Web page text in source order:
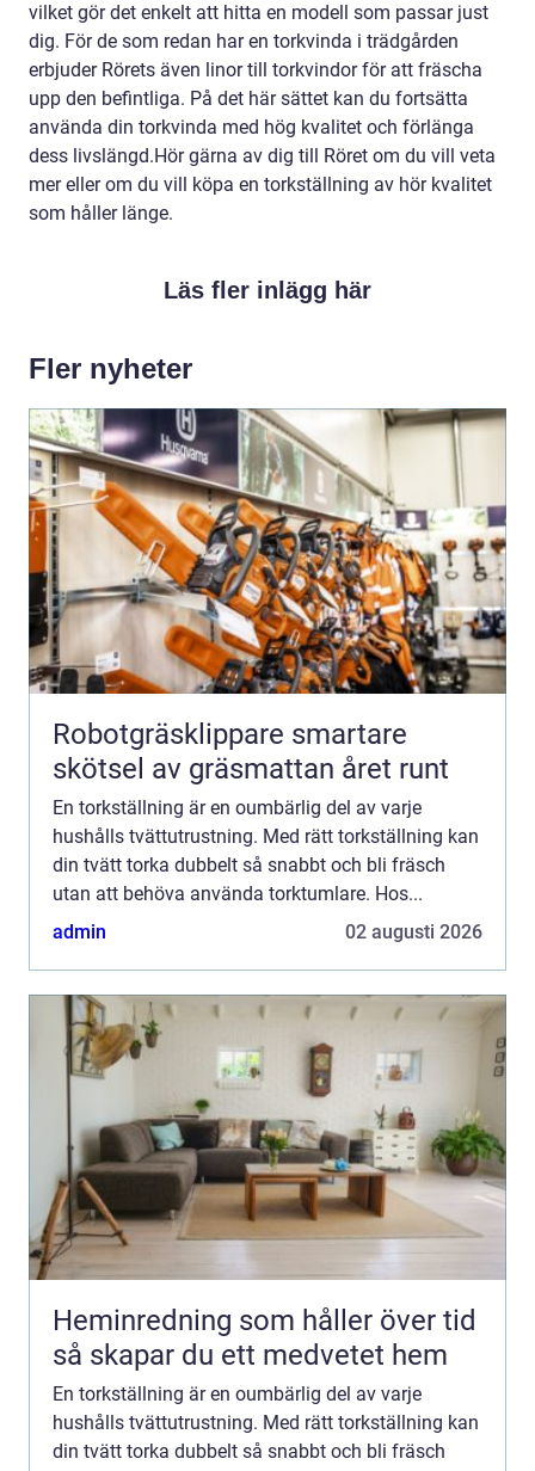
vilket gör det enkelt att hitta en modell som passar just
dig. För de som redan har en torkvinda i trädgården
erbjuder Rörets även linor till torkvindor för att fräscha
upp den befintliga. På det här sättet kan du fortsätta
använda din torkvinda med hög kvalitet och förlänga
dess livslängd.Hör gärna av dig till Röret om du vill veta
mer eller om du vill köpa en torkställning av hör kvalitet
som håller länge.
Läs fler inlägg här
Fler nyheter
Robotgräsklippare smartare
skötsel av gräsmattan året runt
En torkställning är en oumbärlig del av varje
hushålls tvättutrustning. Med rätt torkställning kan
din tvätt torka dubbelt så snabbt och bli fräsch
utan att behöva använda torktumlare. Hos...
admin
02 augusti 2026
Heminredning som håller över tid
så skapar du ett medvetet hem
En torkställning är en oumbärlig del av varje
hushålls tvättutrustning. Med rätt torkställning kan
din tvätt torka dubbelt så snabbt och bli fräsch